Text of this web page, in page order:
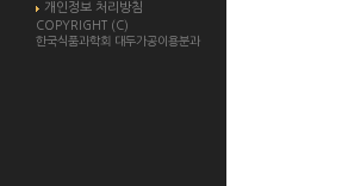
개인정보 처리방침
COPYRIGHT (C)
한국식품과학회 대두가공이용분과